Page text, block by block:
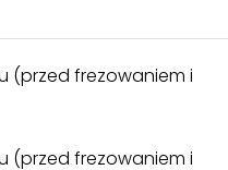
(przed frezowaniem i
(przed frezowaniem i